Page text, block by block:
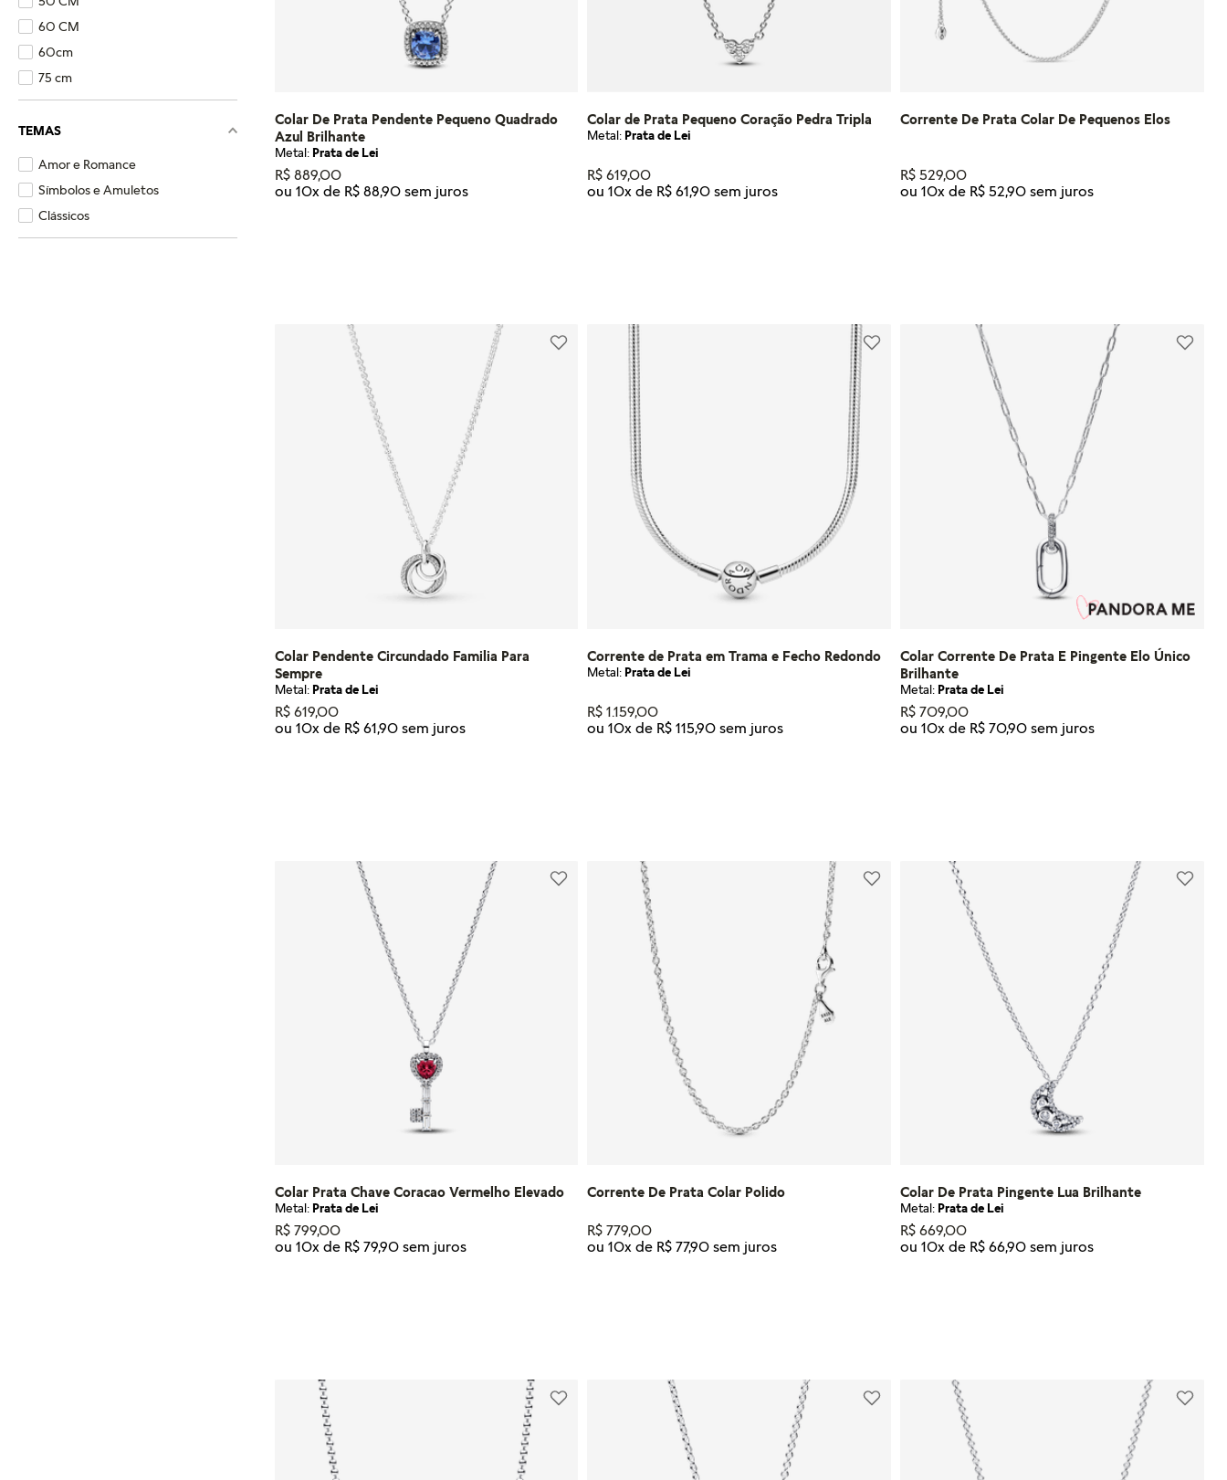
60 CM
60cm
75 cm
TEMAS
Amor e Romance
Símbolos e Amuletos
Clássicos
Colar De Prata Pendente Pequeno Quadrado
Azul Brilhante
Metal:Prata de Lei
R$ 889,00
ou 10x de R$ 88,90
Colar de Prata Pequeno Coração Pedra Tripla
Metal:Prata de Lei
R$ 619,00
ou10x de R$ 61,90
Corrente De Prata Colar De Pequenos Elos
R$ 529,00
ou10x de R$ 52,90
Colar Pendente Circundado Familia Para
Sempre
Metal:Prata de Lei
R$ 619,00
ou 10x de R$ 61,90
Corrente de Prata em Trama e Fecho Redondo
Metal:Prata de Lei
R$ 1.159,00
ou10x de R$ 115,90
Colar Corrente De Prata E Pingente Elo Único
Brilhante
Metal:Prata de Lei
R$ 709,00
ou10x de R$ 70,90
Colar Prata Chave Coracao Vermelho Elevado
Metal:Prata de Lei
R$ 799,00
ou 10x de R$ 79,90
Corrente De Prata Colar Polido
R$ 779,00
ou10x de R$ 77,90
Colar De Prata Pingente Lua Brilhante
Metal:Prata de Lei
R$ 669,00
ou10x de R$ 66,90